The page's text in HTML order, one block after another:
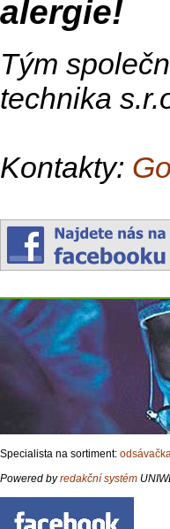
alergie!
Tým
technika
Kontakty:
Specialista na sortiment:
Powered byredakční systém